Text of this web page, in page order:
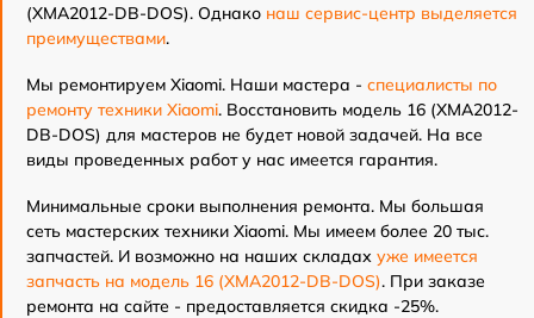
(XMA2012-DB-DOS). Однако наш сервис-центр выделяется
преимуществами.
Мы ремонтируем Xiaomi. Наши мастера - специалисты по
ремонту техники Xiaomi. Восстановить модель 16 (XMA2012-
DB-DOS) для мастеров не будет новой задачей. На все
виды проведенных работ у нас имеется гарантия.
Минимальные сроки выполнения ремонта. Мы большая
сеть мастерских техники Xiaomi. Мы имеем более 20 тыс.
запчастей. И возможно на наших складах уже имеется
запчасть на модель 16 (XMA2012-DB-DOS). При заказе
ремонта на сайте - предоставляется скидка -25%.